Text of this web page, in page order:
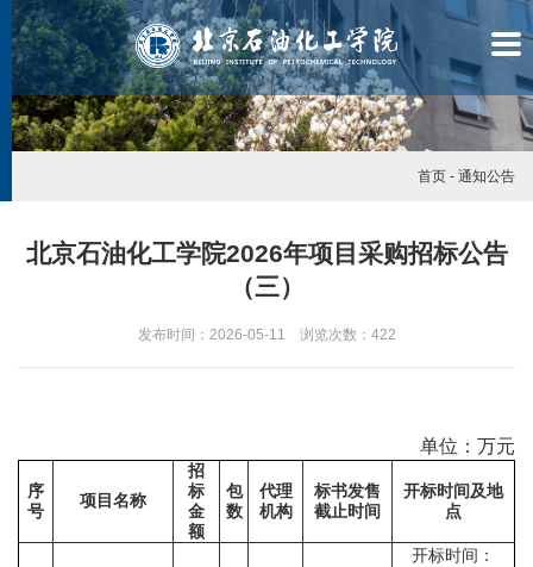
学
校
首页 - 通知公告
北京石油化工学院2026年项目采购招标公告
（三）
发布时间：2026-05-11 浏览次数： 422
单位：万元
序
号
项目名称
招
标
金
额
包
数
代理
机构
标书发售
截止时间
开标时间及地
点
开标时间：